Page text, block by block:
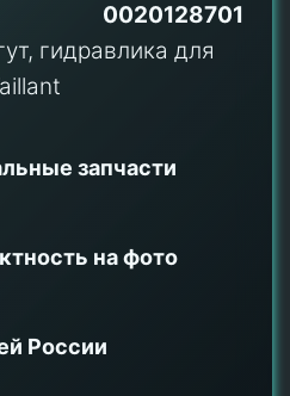
0020128701
запчасти
на фото
России